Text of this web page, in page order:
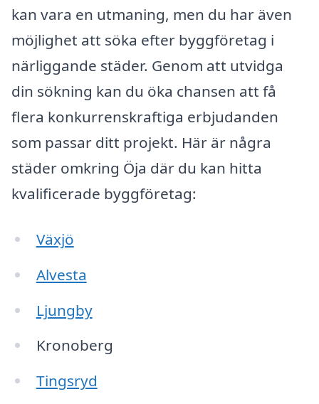
kan vara en utmaning, men du har även
möjlighet att söka efter byggföretag i
närliggande städer. Genom att utvidga
din sökning kan du öka chansen att få
flera konkurrenskraftiga erbjudanden
som passar ditt projekt. Här är några
städer omkring Öja där du kan hitta
kvalificerade byggföretag:
Växjö
Alvesta
Ljungby
Kronoberg
Tingsryd